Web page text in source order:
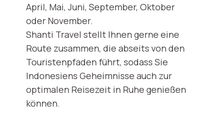
April, Mai, Juni, September, Oktober
oder November.
Shanti Travel stellt Ihnen gerne eine
Route zusammen, die abseits von den
Touristenpfaden führt, sodass Sie
Indonesiens Geheimnisse auch zur
optimalen Reisezeit in Ruhe genießen
können.